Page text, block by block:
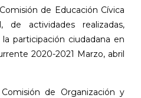
de Educación Cívica
de actividades realizadas,
participación ciudadana en
2020-2021 Marzo, abril
de Organización y